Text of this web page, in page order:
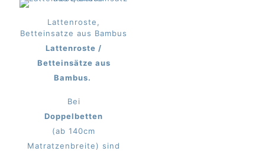
Lattenroste,
Betteinsatze aus Bambus
Lattenroste /
Betteinsätze aus
Bambus.
Bei
Doppelbetten
(ab 140cm
Matratzenbreite) sind